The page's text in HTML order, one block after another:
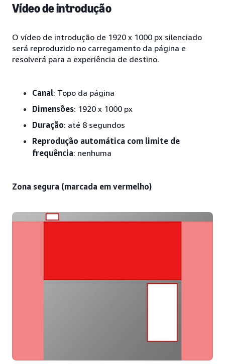
Vídeo de introdução
O vídeo de introdução de 1920 x 1000 px silenciado
será reproduzido no carregamento da página e
resolverá para a experiência de destino.
Canal: Topo da página
Dimensões: 1920 x 1000 px
Duração: até 8 segundos
Reprodução automática com limite de
frequência: nenhuma
Zona segura (marcada em vermelho)